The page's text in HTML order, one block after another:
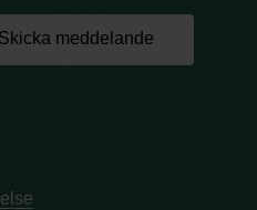
Skicka meddelande